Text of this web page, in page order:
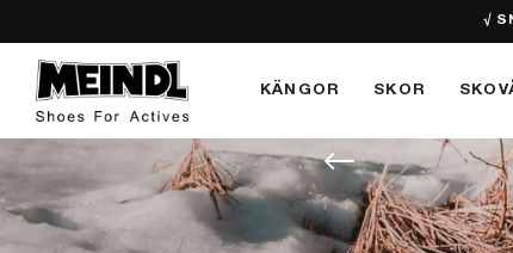
√
KÄNGOR SKOR